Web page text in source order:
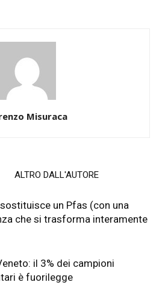
Misuraca
ALTRO DALL'AUTORE
un Pfas (con una
che si trasforma interamente
il 3% dei campioni
è fuorilegge